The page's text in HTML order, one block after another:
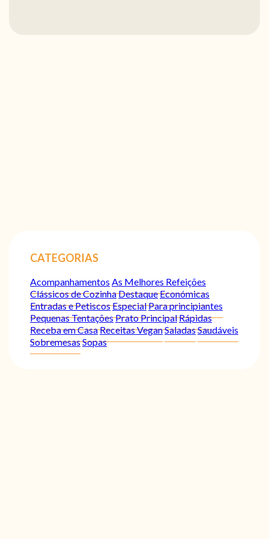
CATEGORIAS
Acompanhamentos As Melhores Refeições
Clássicos de CozinhaDestaqueEconómicas
Entradas e PetiscosEspecialPara principiantes
Pequenas TentaçõesPrato PrincipalRápidas
Receba em CasaReceitas VeganSaladasSaudáveis
SobremesasSopas